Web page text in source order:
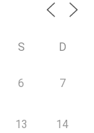
S D
6 7
13 14